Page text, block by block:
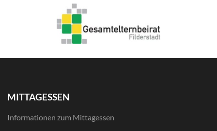
MITTAGESSEN
Informationen zum Mittagessen